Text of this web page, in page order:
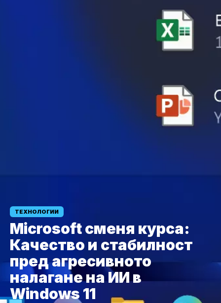
ТЕХНОЛОГИИ
Microsoft сменя курса:
Качество и стабилност
пред агресивното
налагане на ИИ в
Windows 11